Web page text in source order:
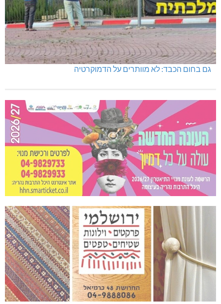
גם בחום הכבד: לא מוותרים על הדמוקרטיה